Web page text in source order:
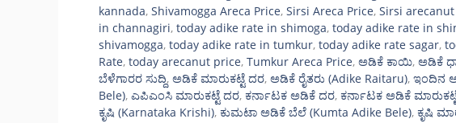
kannada, Shivamogga Areca Price, Sirsi Areca Price, Sirsi
in channagiri, today adike rate in shimoga, today adike rate in
shivamogga, today adike rate in tumkur, today adike rate sagar,
Rate, today arecanut price, Tumkur Areca Price, ಅಡಿಕೆ ಕಾಯಿ, ಅಡಿಕೆ
ಬೆಳೆಗಾರರ ಸುದ್ದಿ, ಅಡಿಕೆ ಮಾರುಕಟ್ಟೆ ದರ, ಅಡಿಕೆ ರೈತರು (Adike Raitaru), ಇಂದಿನ
Bele), ಎಪಿಎಂಸಿ ಮಾರುಕಟ್ಟೆ ದರ, ಕರ್ನಾಟಕ ಅಡಿಕೆ ದರ, ಕರ್ನಾಟಕ ಅಡಿಕೆ
ಕೃಷಿ (Karnataka Krishi), ಕುಮಟಾ ಅಡಿಕೆ ಬೆಲೆ (Kumta Adike Bele), ಕೃಷಿ